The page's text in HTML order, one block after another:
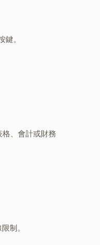
。
、會計或財務
制。